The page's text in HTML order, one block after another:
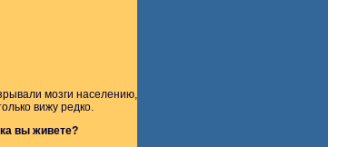
мозги населению,
вижу редко.
вы живете?